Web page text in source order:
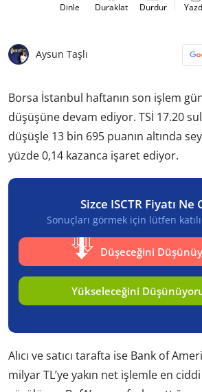
Dinle Duraklat Durdur
Aysun Taşlı
Borsa İstanbul haftanın son işlem
düşüşüne devam ediyor. TSİ 17.20
düşüşle 13 bin 695 puanın altında
yüzde 0,14 kazanca işaret ediyor.
Sizce ISCTR Fiyatı Ne
Sonuçları görmek için lütfen
Düşeceğini
Yükseleceğini
Alıcı ve satıcı tarafta ise Bank of
milyar TL’ye yakın net işlemle en